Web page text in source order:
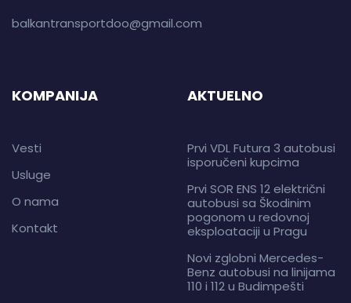
balkantransportdoo@gmail.com
KOMPANIJA
Vesti
Usluge
O nama
Kontakt
AKTUELNO
Prvi VDL Futura 3 autobusi
isporučeni kupcima
Prvi SOR ENS 12 električni
autobusi sa Škodinim
pogonom u redovnoj
eksploataciji u Pragu
Novi zglobni Mercedes-
Benz autobusi na linijama
110 i 112 u Budimpešti